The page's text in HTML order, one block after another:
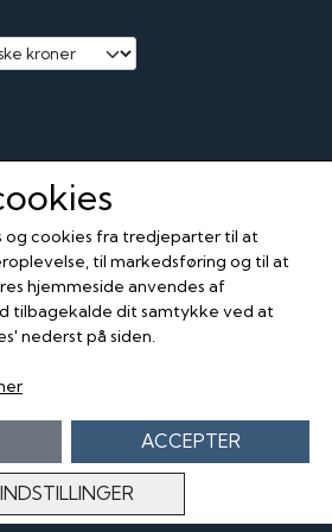
som Palle From
Søs Nielsen
Kaj Holger Nielsen
Nielsen
Karen Jensen
From
Morten
Ove
som Margrethe
og cookies fra tredjeparter til at
til markedsføring og til at
hjemmeside anvendes af
tilbagekalde dit samtykke ved at
nederst på siden.
INDSTILLINGER
ACCEPTER